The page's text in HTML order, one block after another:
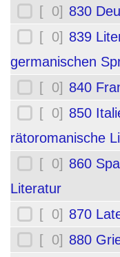
[ 0] 830
[ 0] 839
germanischen
[ 0] 840
[ 0] 850
rätoromanische
[ 0] 860
Literatur
[ 0] 870
[ 0] 880